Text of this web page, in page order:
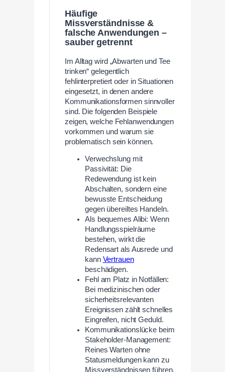
Häufige
Missverständnisse &
falsche Anwendungen –
sauber getrennt
Im Alltag wird „Abwarten und Tee
trinken“ gelegentlich
fehlinterpretiert oder in Situationen
eingesetzt, in denen andere
Kommunikationsformen sinnvoller
sind. Die folgenden Beispiele
zeigen, welche Fehlanwendungen
vorkommen und warum sie
problematisch sein können.
Verwechslung mit
Passivität: Die
Redewendung ist kein
Abschalten, sondern eine
bewusste Entscheidung
gegen übereiltes Handeln.
Als bequemes Alibi: Wenn
Handlungsspielräume
bestehen, wirkt die
Redensart als Ausrede und
kann Vertrauen
beschädigen.
Fehl am Platz in Notfällen:
Bei medizinischen oder
sicherheitsrelevanten
Ereignissen zählt schnelles
Eingreifen, nicht Geduld.
Kommunikationslücke beim
Stakeholder-Management:
Reines Warten ohne
Statusmeldungen kann zu
Missverständnissen führen.